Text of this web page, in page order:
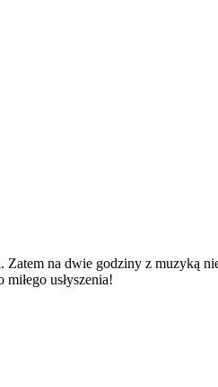
na dwie godziny z muzyką
usłyszenia!